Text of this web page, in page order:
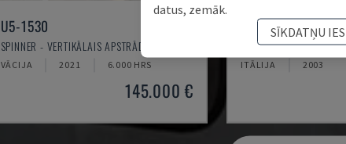
U5-1530
SPINNER - VERTIKĀLAIS APSTRĀDES CENTRS
VĀCIJA 2021 6.000 HRS
145.000 €
MYNX 550
DAEWOO -
ITĀLIJA 2003
datus, zemāk.
SĪKDATŅU